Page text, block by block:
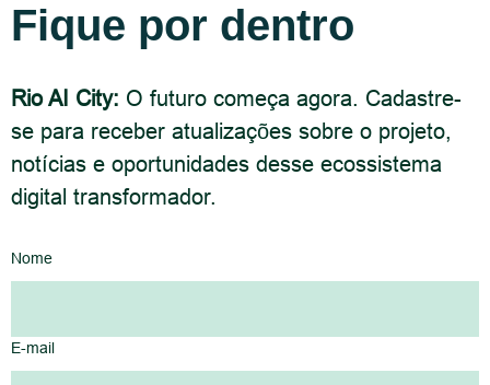
Fique por dentro
Rio AI City: O futuro começa agora. Cadastre-
se para receber atualizações sobre o projeto,
notícias e oportunidades desse ecossistema
digital transformador.
Nome
E-mail